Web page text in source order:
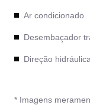
Ar condicionado
Desembaçador
Direção hidráulica
* Imagens